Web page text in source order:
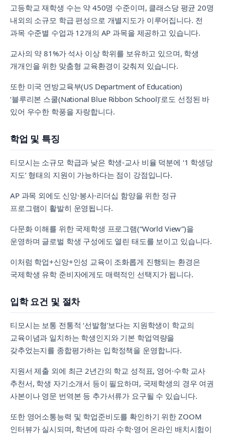
고등학교 재학생 수는 약 450명 수준이며, 클래스당 평균 20명
내외의 소규모 학급 편성으로 개별지도가 이루어집니다. 전
과목 수준별 수업과 12개의 AP 과목을 제공하고 있습니다.
교사의 약 81%가 석사 이상 학위를 보유하고 있으며, 학생
개개인을 위한 맞춤형 교육환경이 갖춰져 있습니다.
또한 미국 연방교육부(US Department of Education)
‘블루리본 스쿨(National Blue Ribbon School)’로도 선정된 바
있어 우수한 학풍을 자랑합니다.
학업 및 특징
티모시는 소규모 학급과 낮은 학생-교사 비율 덕분에 ‘1 학생당
지도’ 형태의 지원이 가능하다는 점이 강점입니다.
AP 과목 외에도 신앙·봉사·리더십 함양을 위한 정규
프로그램이 활발히 운영됩니다.
다문화 이해를 위한 국제학생 프로그램(“World View”)을
운영하며 글로벌 학생 구성에도 열린 태도를 보이고 있습니다.
이처럼 학업+신앙+인성 교육이 조화롭게 진행되는 환경은
국제학생 유학 준비자에게도 매력적인 선택지가 됩니다.
입학 요건 및 절차
티모시는 보통 전통적 ‘선발형’보다는 지원학생이 학교의
교육이념과 일치하는 학생인지와 기본 학업역량을
갖추었는지를 종합평가하는 입학정책을 운영합니다.
지원서 제출 외에 최근 2년간의 학교 성적표, 영어·수학 교사
추천서, 학생 자기소개서 등이 필요하며, 국제학생의 경우 여권
사본이나 영문 번역본 등 추가서류가 요구될 수 있습니다.
또한 영어소통능력 및 학업준비도를 확인하기 위한 ZOOM
인터뷰가 실시되며, 학년에 따라 수학·영어 온라인 배치시험이